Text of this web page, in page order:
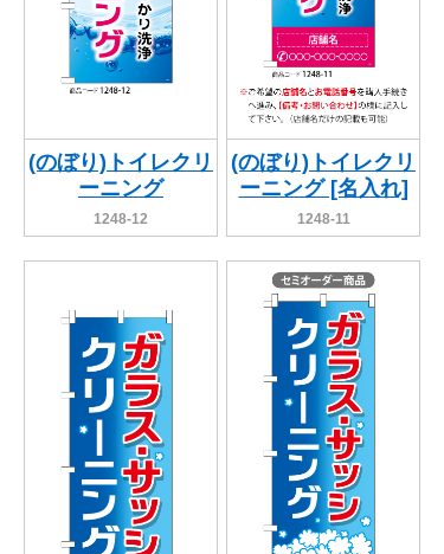
(のぼり)トイレクリ
ーニング
1248-12
(のぼり)トイレクリ
ーニング [名入れ]
1248-11